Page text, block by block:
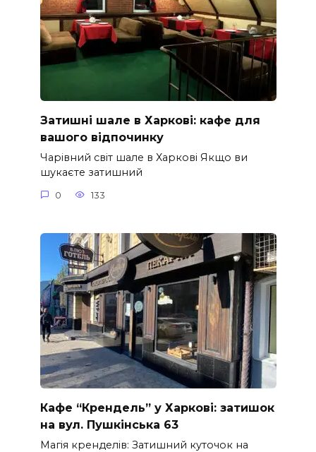
Затишні шале в Харкові: кафе для
вашого відпочинку
Чарівний світ шале в Харкові Якщо ви
шукаєте затишний
0 133
Кафе “Крендель” у Харкові: затишок
на вул. Пушкінська 63
Магія кренделів: Затишний куточок на